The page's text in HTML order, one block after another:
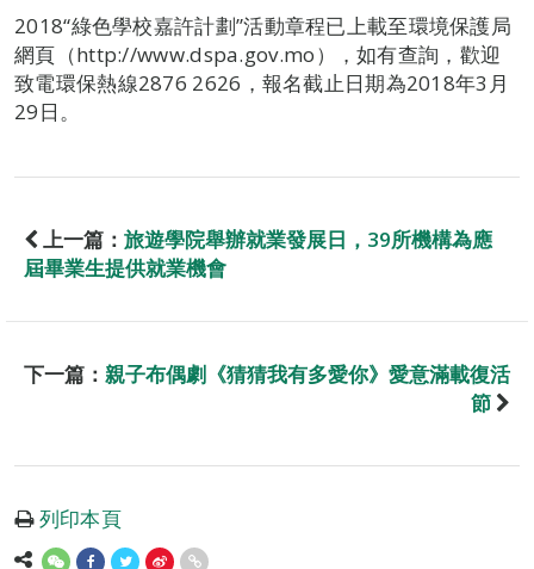
2018“綠色學校嘉許計劃”活動章程已上載至環境保護局
網頁（http://www.dspa.gov.mo），如有查詢，歡迎
致電環保熱線2876 2626，報名截止日期為2018年3月
29日。
上一篇： 旅遊學院舉辦就業發展日，39所機構為應
屆畢業生提供就業機會
下一篇： 親子布偶劇《猜猜我有多愛你》愛意滿載復活
節
列印本頁